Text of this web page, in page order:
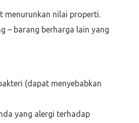
menurunkan nilai properti.
– barang berharga lain yang
(dapat menyebabkan
yang alergi terhadap